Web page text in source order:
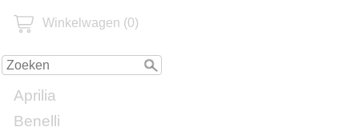
Winkelwagen (0)
Aprilia
Benelli